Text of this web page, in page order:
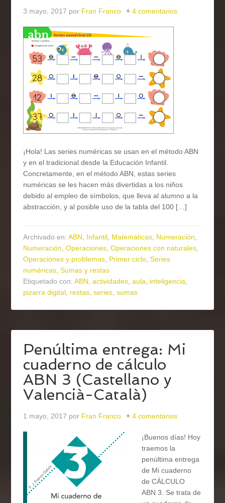
3 mayo, 2017 por Fran Franco 4 comentarios
¡Hola! Las series numéricas se usan en el método ABN
y en el tradicional desde la Educación Infantil.
Concretamente, en el método ABN, estas series
numéricas se les hacen más divertidas a los niños
debido al empleo de símbolos, que lleva al alumno a la
abstracción, y al posible uso de la tabla del 100 […]
Archivado en:ABN, Infantil, Matemáticas, Numeración,
Numeración,Operaciones,Operaciones con naturales,
Operaciones y problemas, Primer ciclo,Series
numéricas,Sumas y restas
Etiquetado con:ABN,actividades,aula, inteligencia,
pizarra digital, restas,series,sumas
Penúltima entrega: Mi
cuaderno de cálculo
ABN 3 (Castellano y
Valencià-Català)
1 mayo, 2017 por Fran Franco 4 comentarios
¡Buenos días! Hoy
traemos la
penúltima entrega
de Mi cuaderno
de CÁLCULO
ABN 3. Se trata de